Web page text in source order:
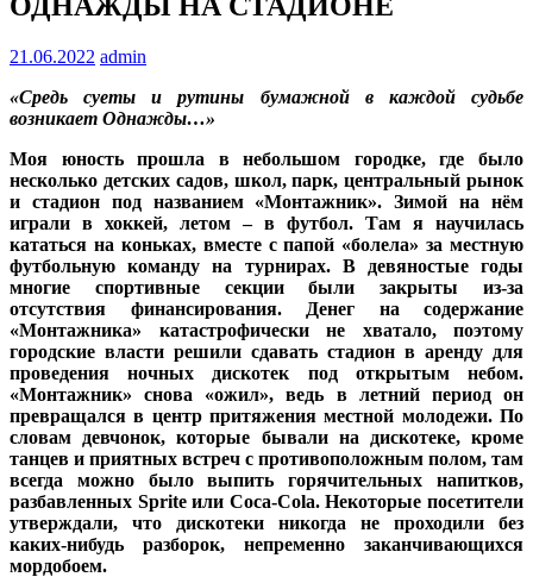
21.06.2022 admin
«Средь суеты и рутины бумажной в каждой судьбе
возникает Однажды…»
Моя юность прошла в небольшом городке, где было
несколько детских садов, школ, парк, центральный рынок
и стадион под названием «Монтажник». Зимой на нём
играли в хоккей, летом – в футбол. Там я научилась
кататься на коньках, вместе с папой «болела» за местную
футбольную команду на турнирах. В девяностые годы
многие спортивные секции были закрыты из-за
отсутствия финансирования. Денег на содержание
«Монтажника» катастрофически не хватало, поэтому
городские власти решили сдавать стадион в аренду для
проведения ночных дискотек под открытым небом.
«Монтажник» снова «ожил», ведь в летний период он
превращался в центр притяжения местной молодежи. По
словам девчонок, которые бывали на дискотеке, кроме
танцев и приятных встреч с противоположным полом, там
всегда можно было выпить горячительных напитков,
разбавленных Sprite или Coca-Cola. Некоторые посетители
утверждали, что дискотеки никогда не проходили без
каких-нибудь разборок, непременно заканчивающихся
мордобоем.